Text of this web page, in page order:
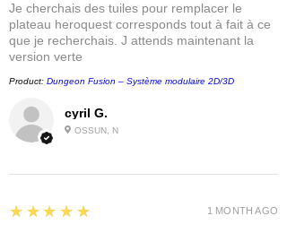
cyril G.
OSSUN, N
Je cherchais des tuiles pour remplacer le
plateau heroquest corresponds tout à fait à ce
que je recherchais. J attends maintenant la
version verte
Product: Dungeon Fusion – Système modulaire 2D/3D
5
★★★★★ 1 MONTH AGO